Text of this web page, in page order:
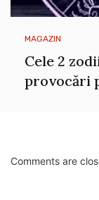
MAGAZIN
Cele 2
provocări
Comments are